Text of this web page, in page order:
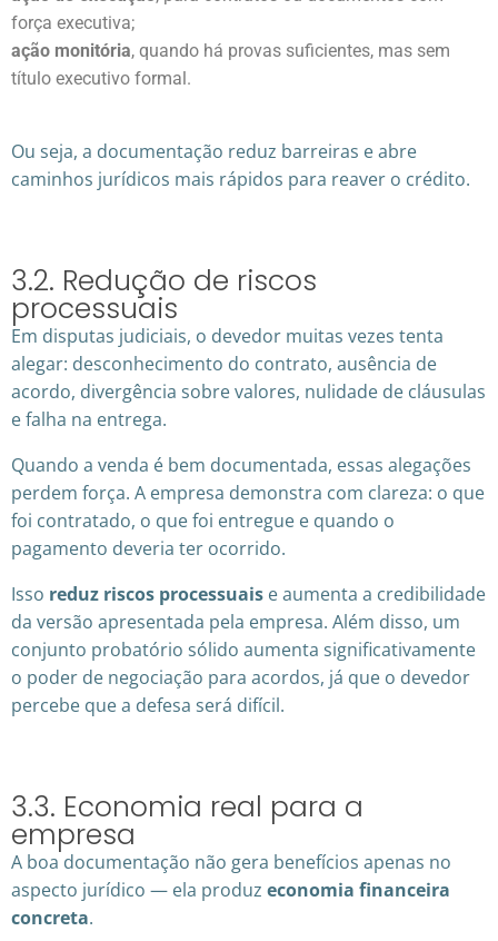
força executiva;
ação monitória, quando há provas suficientes, mas sem
título executivo formal.
Ou seja, a documentação reduz barreiras e abre
caminhos jurídicos mais rápidos para reaver o crédito.
3.2. Redução de riscos
processuais
Em disputas judiciais, o devedor muitas vezes tenta
alegar: desconhecimento do contrato, ausência de
acordo, divergência sobre valores, nulidade de cláusulas
e falha na entrega.
Quando a venda é bem documentada, essas alegações
perdem força. A empresa demonstra com clareza: o que
foi contratado, o que foi entregue e quando o
pagamento deveria ter ocorrido.
Isso reduz riscos processuais e aumenta a credibilidade
da versão apresentada pela empresa. Além disso, um
conjunto probatório sólido aumenta significativamente
o poder de negociação para acordos, já que o devedor
percebe que a defesa será difícil.
3.3. Economia real para a
empresa
A boa documentação não gera benefícios apenas no
aspecto jurídico — ela produz economia financeira
concreta.